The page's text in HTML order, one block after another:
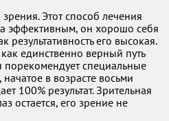
Этот способ лечения
эффективным, он хорошо себя
результативность его высокая.
единственно верный путь
специальные
в возрасте восьми
100% результат. Зрительная
остается, его зрение не